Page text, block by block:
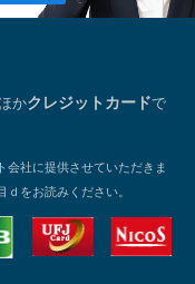
かクレジットカードで
社に提供させていただきま
をお読みください。